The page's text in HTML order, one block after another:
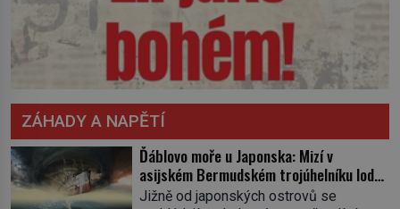
ZÁHADY A NAPĚTÍ
Ďáblovo moře u Japonska: Mizí v
asijském Bermudském trojúhelníku lodě
ve spárech neznámé síly?
Jižně od japonských ostrovů se